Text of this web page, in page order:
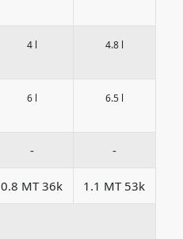
4 l 4.8 l
6 l 6.5 l
- -
0.8 MT 36k 1.1 MT 53k